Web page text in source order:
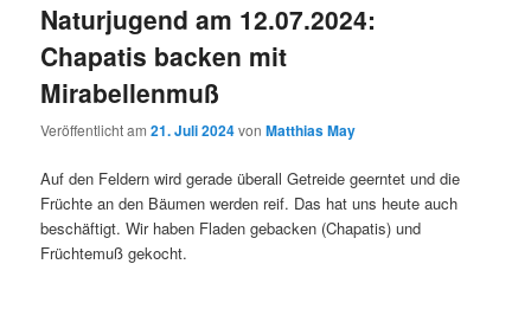
Naturjugend am 12.07.2024:
Chapatis backen mit
Mirabellenmuß
Veröffentlicht am21. Juli 2024vonMatthias May
Auf den Feldern wird gerade überall Getreide geerntet und die
Früchte an den Bäumen werden reif. Das hat uns heute auch
beschäftigt. Wir haben Fladen gebacken (Chapatis) und
Früchtemuß gekocht.